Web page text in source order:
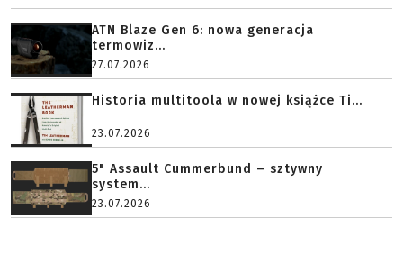
ATN Blaze Gen 6: nowa generacja
termowiz...
27.07.2026
Historia multitoola w nowej książce Ti...
23.07.2026
5" Assault Cummerbund – sztywny
system...
23.07.2026